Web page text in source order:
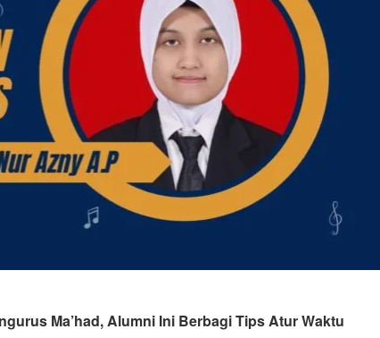
Ma’had, Alumni Ini Berbagi Tips Atur Waktu